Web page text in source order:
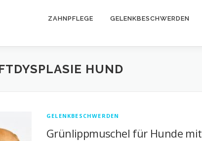
ZAHNPFLEGE GELENKBESCHWERDEN
HUND
GELENKBESCHWERDEN
Grünlippmuschel für Hunde mit